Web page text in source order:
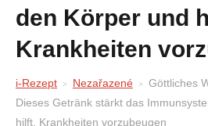
den Körper und
Krankheiten
i-Rezept Nezařazené
Göttliches
Dieses Getränk stärkt das
hilft, Krankheiten vorzubeugen